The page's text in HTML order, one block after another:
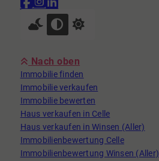
Nach oben
Immobilie finden
Immobilie verkaufen
Immobilie bewerten
Haus verkaufen in Celle
Haus verkaufen in Winsen (Aller)
Immobilienbewertung Celle
Immobilienbewertung Winsen (Aller)